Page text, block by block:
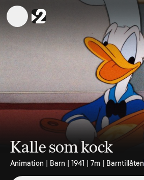
Kalle som kock
Animation | Barn | 1941 | 7m | Barntillåten